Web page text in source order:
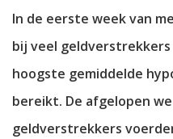
In de eerste week van
bij veel
hoogste gemiddelde
bereikt. De afgelopen
geldverstrekkers